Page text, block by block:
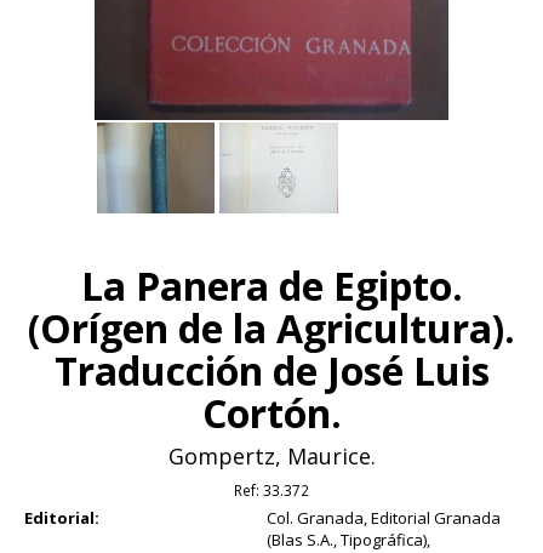
La Panera de Egipto.
(Orígen de la Agricultura).
Traducción de José Luis
Cortón.
Gompertz, Maurice.
Ref: 33.372
Editorial:
Col. Granada, Editorial Granada
(Blas S.A., Tipográfica),